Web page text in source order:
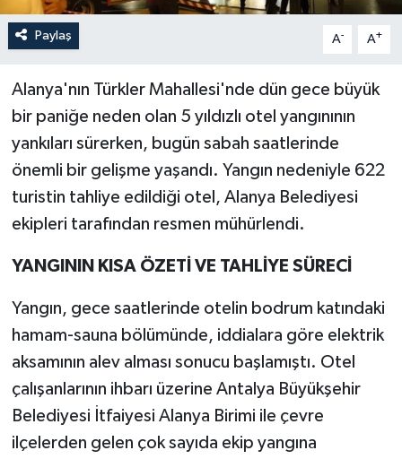
Paylaş A- A+
Alanya'nın Türkler Mahallesi'nde dün gece büyük
bir paniğe neden olan 5 yıldızlı otel yangınının
yankıları sürerken, bugün sabah saatlerinde
önemli bir gelişme yaşandı. Yangın nedeniyle 622
turistin tahliye edildiği otel, Alanya Belediyesi
ekipleri tarafından resmen mühürlendi.
YANGININ KISA ÖZETİ VE TAHLİYE SÜRECİ
Yangın, gece saatlerinde otelin bodrum katındaki
hamam-sauna bölümünde, iddialara göre elektrik
aksamının alev alması sonucu başlamıştı. Otel
çalışanlarının ihbarı üzerine Antalya Büyükşehir
Belediyesi İtfaiyesi Alanya Birimi ile çevre
ilçelerden gelen çok sayıda ekip yangına